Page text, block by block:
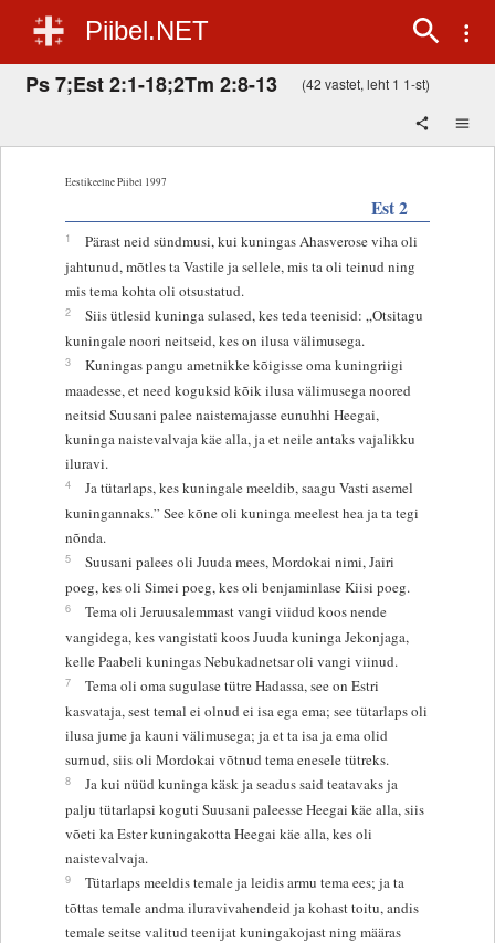
Piibel.NET
Ps 7;Est 2:1-18;2Tm 2:8-13 (42 vastet, leht 1 1-st)
Eestikeelne Piibel 1997
Est 2
1
Pärast neid sündmusi, kui kuningas Ahasverose viha oli
jahtunud, mõtles ta Vastile ja sellele, mis ta oli teinud ning
mis tema kohta oli otsustatud.
2
Siis ütlesid kuninga sulased, kes teda teenisid: „Otsitagu
kuningale noori neitseid, kes on ilusa välimusega.
3
Kuningas pangu ametnikke kõigisse oma kuningriigi
maadesse, et need koguksid kõik ilusa välimusega noored
neitsid Suusani palee naistemajasse eunuhhi Heegai,
kuninga naistevalvaja käe alla, ja et neile antaks vajalikku
iluravi.
4
Ja tütarlaps, kes kuningale meeldib, saagu Vasti asemel
kuningannaks.” See kõne oli kuninga meelest hea ja ta tegi
nõnda.
5
Suusani palees oli Juuda mees, Mordokai nimi, Jairi
poeg, kes oli Simei poeg, kes oli benjaminlase Kiisi poeg.
6
Tema oli Jeruusalemmast vangi viidud koos nende
vangidega, kes vangistati koos Juuda kuninga Jekonjaga,
kelle Paabeli kuningas Nebukadnetsar oli vangi viinud.
7
Tema oli oma sugulase tütre Hadassa, see on Estri
kasvataja, sest temal ei olnud ei isa ega ema; see tütarlaps oli
ilusa jume ja kauni välimusega; ja et ta isa ja ema olid
surnud, siis oli Mordokai võtnud tema enesele tütreks.
8
Ja kui nüüd kuninga käsk ja seadus said teatavaks ja
palju tütarlapsi koguti Suusani paleesse Heegai käe alla, siis
võeti ka Ester kuningakotta Heegai käe alla, kes oli
naistevalvaja.
9
Tütarlaps meeldis temale ja leidis armu tema ees; ja ta
tõttas temale andma iluravivahendeid ja kohast toitu, andis
temale seitse valitud teenijat kuningakojast ning määras